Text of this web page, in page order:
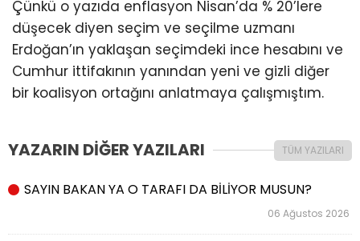
Çünkü o yazıda enflasyon Nisan’da % 20’lere
düşecek diyen seçim ve seçilme uzmanı
Erdoğan’ın yaklaşan seçimdeki ince hesabını ve
Cumhur ittifakının yanından yeni ve gizli diğer
bir koalisyon ortağını anlatmaya çalışmıştım.
YAZARIN DİĞER YAZILARI TÜM YAZILARI
SAYIN BAKAN YA O TARAFI DA BİLİYOR MUSUN?
06 Ağustos 2026